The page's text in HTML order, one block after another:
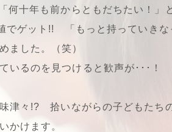
何十年も前からともだちたい！
でゲット!! 「もっと持っていき
ました。（笑）
いるのを見つけると歓声が･･･
津々!? 拾いながらの子どもたち
かけます。